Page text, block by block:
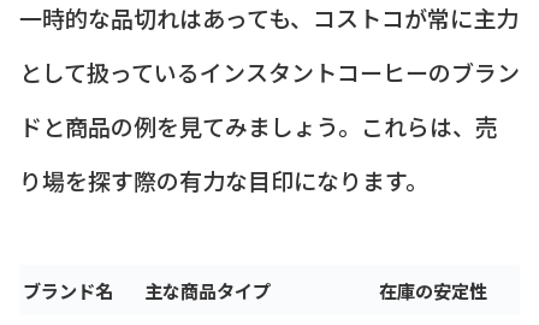
一時的な品切れはあっても、コストコが常に主力
として扱っているインスタントコーヒーのブラン
ドと商品の例を見てみましょう。これらは、売
り場を探す際の有力な目印になります。
ブランド名 主な商品タイプ 在庫の安定性